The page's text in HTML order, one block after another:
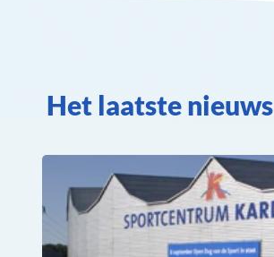
Het laatste nieuws